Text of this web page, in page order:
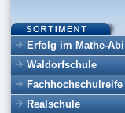
Erfolg im Mathe-Abi
Waldorfschule
Fachhochschulreife
Realschule